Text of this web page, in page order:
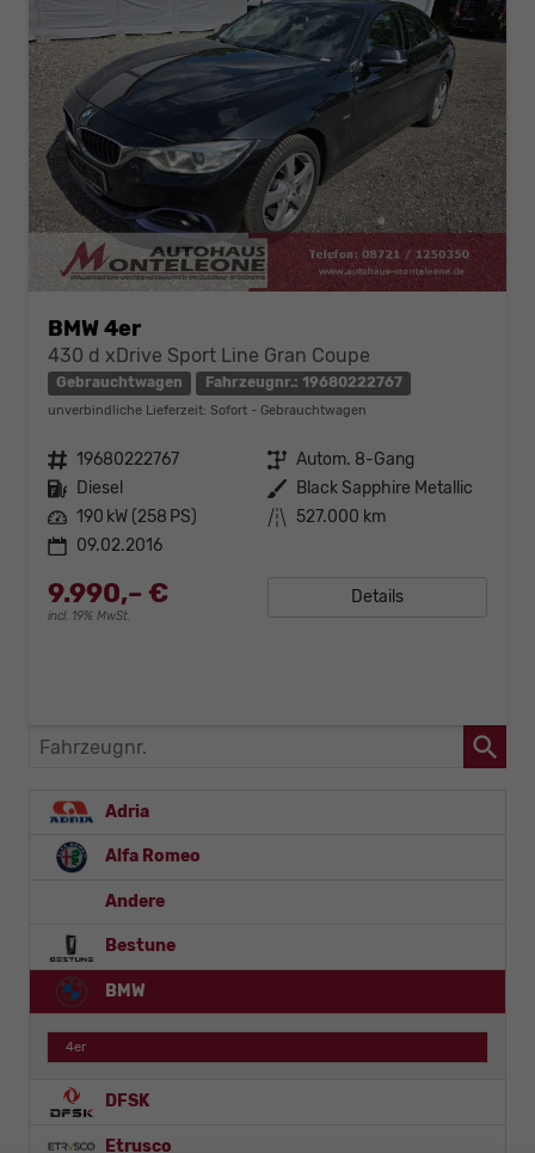
BMW 4er
430 d xDrive Sport Line Gran Coupe
Gebrauchtwagen Fahrzeugnr.: 19680222767
unverbindliche Lieferzeit: Sofort Gebrauchtwagen
Fahrzeugnr. 19680222767 Getriebe Autom. 8-Gang
Kraftstoff Diesel Außenfarbe Black Sapphire Metallic
Leistung 190 kW (258 PS) Kilometerstand 527.000 km
09.02.2016
9.990,– €
incl. 19% MwSt.
Details
Fahrzeugnr.
Adria
Alfa Romeo
Andere
Bestune
BMW
4er
DFSK
Etrusco